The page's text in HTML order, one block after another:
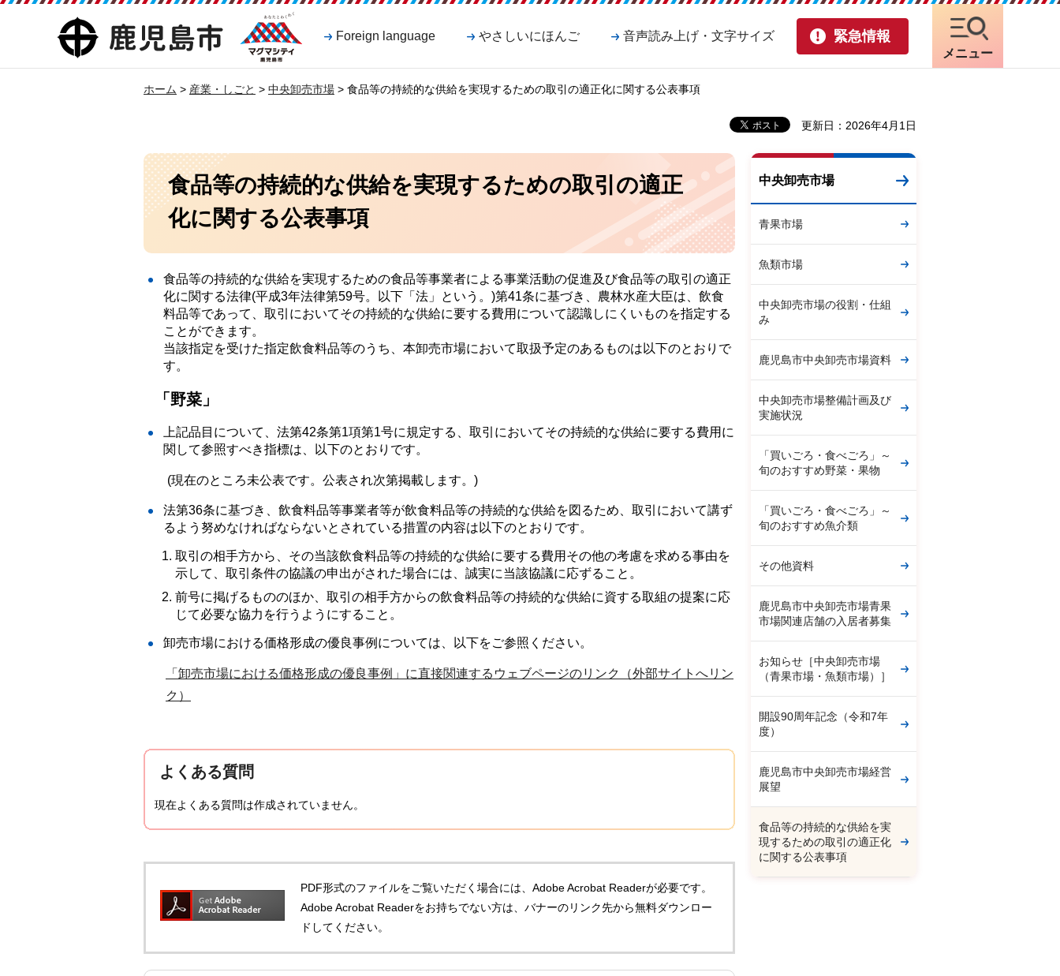
鹿児島市
マグマシティ
鹿児島市
Foreign language やさしいにほんご 音声読み上げ・文字サイズ 緊急情報
メニュー
ホーム > 産業・しごと > 中央卸売市場 > 食品等の持続的な供給を実現するための取引の適正化に関する公表事項
更新日：2026年4月1日
食品等の持続的な供給を実現するための取引の適正
化に関する公表事項
食品等の持続的な供給を実現するための食品等事業者による事業活動の促進及び食品等の取引の適正
化に関する法律(平成3年法律第59号。以下「法」という。)第41条に基づき、農林水産大臣は、飲食
料品等であって、取引においてその持続的な供給に要する費用について認識しにくいものを指定する
ことができます。
当該指定を受けた指定飲食料品等のうち、本卸売市場において取扱予定のあるものは以下のとおりで
す。
「野菜」
上記品目について、法第42条第1項第1号に規定する、取引においてその持続的な供給に要する費用に
関して参照すべき指標は、以下のとおりです。
(現在のところ未公表です。公表され次第掲載します。)
法第36条に基づき、飲食料品等事業者等が飲食料品等の持続的な供給を図るため、取引において講ず
るよう努めなければならないとされている措置の内容は以下のとおりです。
取引の相手方から、その当該飲食料品等の持続的な供給に要する費用その他の考慮を求める事由を
示して、取引条件の協議の申出がされた場合には、誠実に当該協議に応ずること。
前号に掲げるもののほか、取引の相手方からの飲食料品等の持続的な供給に資する取組の提案に応
じて必要な協力を行うようにすること。
卸売市場における価格形成の優良事例については、以下をご参照ください。
「卸売市場における価格形成の優良事例」に直接関連するウェブページのリンク（外部サイトへリン
ク）
よくある質問
現在よくある質問は作成されていません。
PDF形式のファイルをご覧いただく場合には、Adobe Acrobat Readerが必要です。
Adobe Acrobat Readerをお持ちでない方は、バナーのリンク先から無料ダウンロー
ドしてください。
中央卸売市場
青果市場
魚類市場
中央卸売市場の役割・仕組
み
鹿児島市中央卸売市場資料
中央卸売市場整備計画及び
実施状況
「買いごろ・食べごろ」～
旬のおすすめ野菜・果物
「買いごろ・食べごろ」～
旬のおすすめ魚介類
その他資料
鹿児島市中央卸売市場青果
市場関連店舗の入居者募集
お知らせ［中央卸売市場
（青果市場・魚類市場）］
開設90周年記念（令和7年
度）
鹿児島市中央卸売市場経営
展望
食品等の持続的な供給を実
現するための取引の適正化
に関する公表事項